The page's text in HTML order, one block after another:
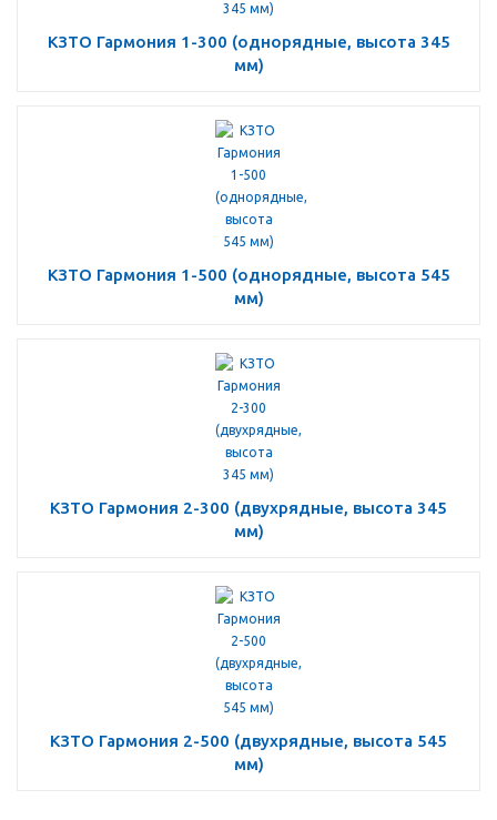
КЗТО Гармония 1-300 (однорядные, высота 345
мм)
КЗТО Гармония 1-500 (однорядные, высота 545
мм)
КЗТО Гармония 2-300 (двухрядные, высота 345
мм)
КЗТО Гармония 2-500 (двухрядные, высота 545
мм)